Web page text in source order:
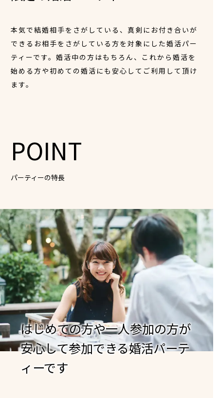
本気で結婚相手をさがしている、真剣にお付き合いが
できるお相手をさがしている方を対象にした婚活パー
ティーです。婚活中の方はもちろん、これから婚活を
始める方や初めての婚活にも安心してご利用して頂け
ます。
POINT
パーティーの特長
はじめての方や一人参加の方が
安心して参加できる婚活パーテ
ィーです